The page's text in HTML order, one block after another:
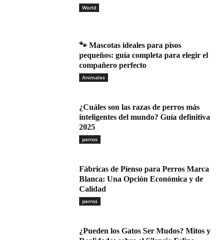
World
🐾 Mascotas ideales para pisos
pequeños: guía completa para elegir el
compañero perfecto
Animales
¿Cuáles son las razas de perros más
inteligentes del mundo? Guía definitiva
2025
perros
Fábricas de Pienso para Perros Marca
Blanca: Una Opción Económica y de
Calidad
perros
¿Pueden los Gatos Ser Mudos? Mitos y